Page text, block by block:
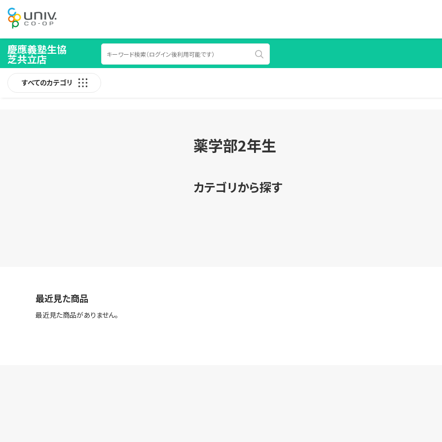
慶應義塾生協
芝共立店
すべてのカテゴリ
薬学部2年生
カテゴリから探す
最近見た商品
最近見た商品がありません。